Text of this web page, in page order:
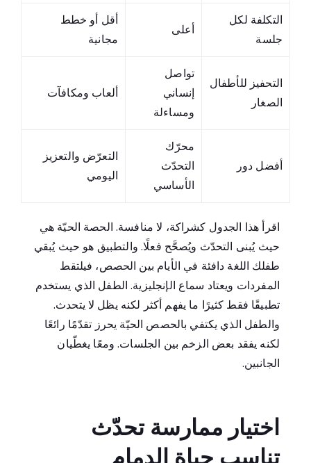
التكلفة لكل
جلسة
أعلى
أقل أو خطط
مجانية
التحفيز للأطفال
الصغار
تواصل
إنساني
ومساءلة
ألعاب ومكافآت
أفضل دور
محرّك
التحدّث
الأساسي
التعرّض والتعزيز
اليومي
اقرأ هذا الجدول كشراكة، لا منافسة. الحصة الحيّة هي
حيث يُبنى التحدّث ويُصحَّح فعلًا. والتطبيق هو حيث يُبقي
طفلك اللغة دافئة في الأيام بين الحصص، فيلتقط
المفردات ويعتاد سماع الإنجليزية. الطفل الذي يستخدم
تطبيقًا فقط كثيرًا ما يفهم أكثر لكنه يظل لا يتحدث.
والطفل الذي يكتفي بالحصص الحيّة يحرز تقدّمًا رائعًا
لكنه يفقد بعض الزخم بين الجلسات. ومعًا يغطّيان
الجانبين.
اختيار ممارسة تحدّث